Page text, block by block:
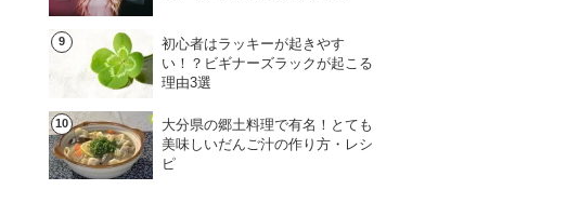
初心者はラッキーが起きやす
い！？ビギナーズラックが起こる
理由3選
大分県の郷土料理で有名！とても
美味しいだんご汁の作り方・レシ
ピ